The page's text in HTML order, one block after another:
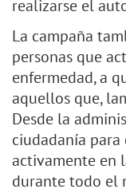
realizarse el
La campaña
personas que
enfermedad, a
aquellos que,
Desde la
ciudadanía
activamente en
durante todo el